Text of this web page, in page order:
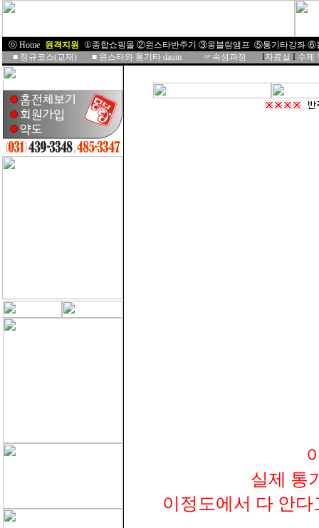
ⓞ Home 원격지원 ①종합쇼핑몰 ②윈스타반주기 ③몽블랑앰프 ⑤통기타강좌 ⑥
■ 정규코스(교재) ■ 윈스타와 통기타 daum ☞속성과정 I자료실 I 수제
실제 통
이정도에서 다 안